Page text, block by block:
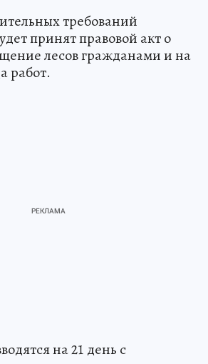
требований
принят правовой акт о
лесов гражданами и на
работ.
на 21 день с